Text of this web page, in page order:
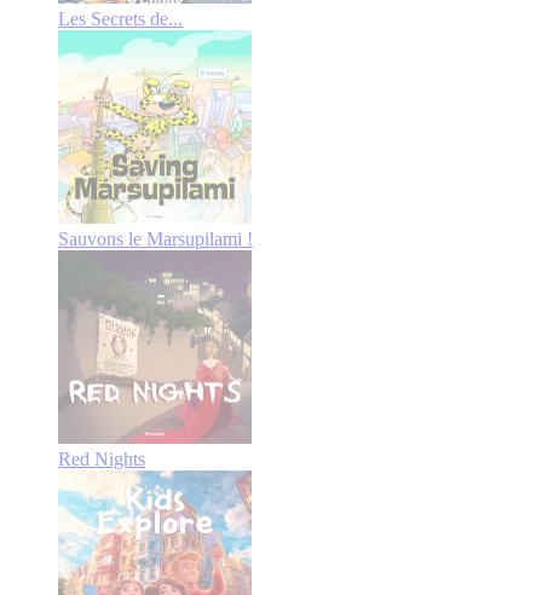
Les Secrets de...
Sauvons le Marsupilami !
Red Nights